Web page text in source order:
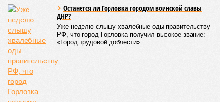
Бэтмена»
КОММЕНТАРИИ
Версия //Власть //
горячей воды в Петербурге
Домыслы и реальность